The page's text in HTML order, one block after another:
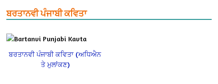
ਬਰਤਾਨਵੀ ਪੰਜਾਬੀ ਕਵਿਤਾ
ਬਰਤਾਨਵੀ ਪੰਜਾਬੀ ਕਵਿਤਾ (ਅਧਿਐਨ
ਤੇ ਮੁਲਾਂਕਣ)